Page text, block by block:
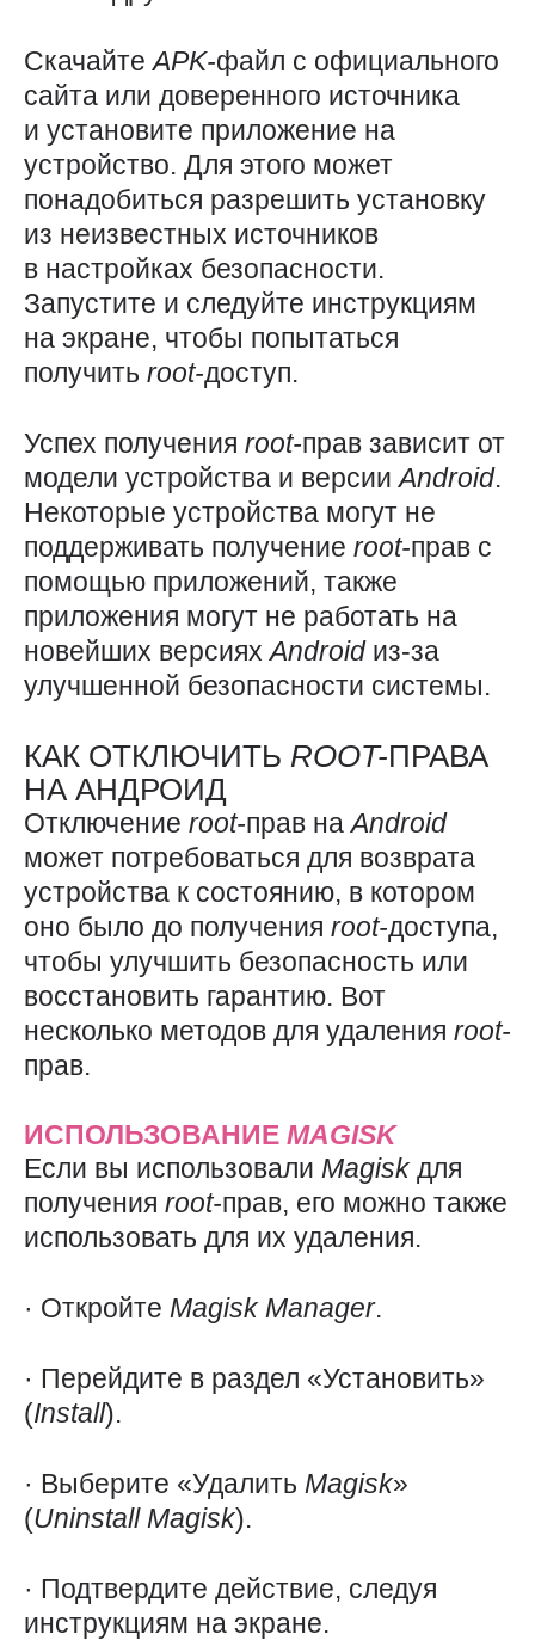
СкачайтеAPK-файл с официального
сайта или доверенного источника
и установите приложение на
устройство. Для этого может
понадобиться разрешить установку
из неизвестных источников
в настройках безопасности.
Запустите и следуйте инструкциям
на экране, чтобы попытаться
получить root-доступ.
Успех получения root-прав зависит от
модели устройства и версииAndroid.
Некоторые устройства могут не
поддерживать получение root-прав с
помощью приложений, также
приложения могут не работать на
новейших версияхAndroid из-за
улучшенной безопасности системы.
КАК ОТКЛЮЧИТЬ ROOT-ПРАВА
НА АНДРОИД
Отключение root-прав наAndroid
может потребоваться для возврата
устройства к состоянию, в котором
оно было до получения root-доступа,
чтобы улучшить безопасность или
восстановить гарантию. Вот
несколько методов для удаления root-
прав.
ИСПОЛЬЗОВАНИЕ MAGISK
Если вы использовали Magisk для
получения root-прав, его можно также
использовать для их удаления.
· Откройте Magisk Manager.
· Перейдите в раздел «Установить»
(Install).
· Выберите «Удалить Magisk»
(Uninstall Magisk).
· Подтвердите действие, следуя
инструкциям на экране.